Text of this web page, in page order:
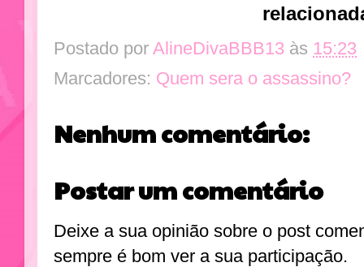
Postado por AlineDivaBBB13 às 15:23
Marcadores: Quem sera o assassino?
Nenhum comentário:
Postar um comentário
Deixe a sua opinião sobre o post
sempre é bom ver a sua participação.